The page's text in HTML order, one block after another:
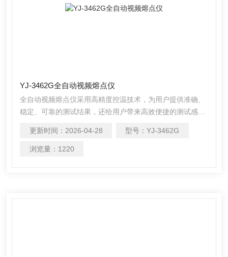
YJ-3462G全自动视频熔点仪
全自动视频熔点仪采用高精度控温技术，为用户提供准确、
稳定、可靠的测试结果，还给用户带来高效便捷的测试感
点和熔距。
更新时间： 2026-04-28 型号：YJ-3462G
浏览量： 1220